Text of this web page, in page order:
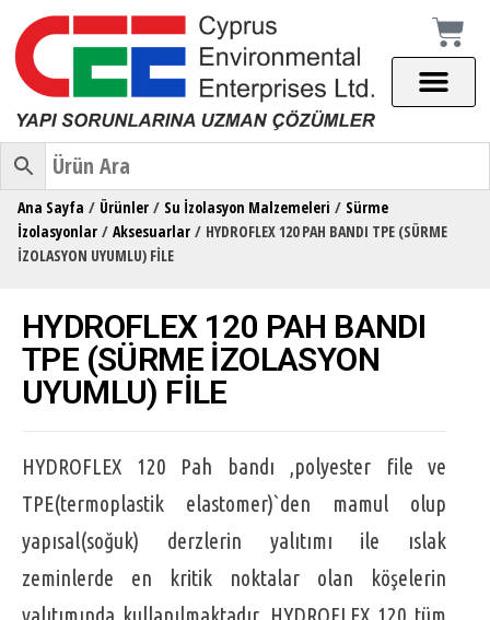
Ana Sayfa / Ürünler / Su İzolasyon Malzemeleri / Sürme
İzolasyonlar / Aksesuarlar / HYDROFLEX 120 PAH BANDI TPE (SÜRME
İZOLASYON UYUMLU) FİLE
HYDROFLEX 120 PAH BANDI
TPE (SÜRME İZOLASYON
UYUMLU) FİLE
HYDROFLEX 120 Pah bandı ,polyester file ve
TPE(termoplastik elastomer)`den mamul olup
yapısal(soğuk) derzlerin yalıtımı ile ıslak
zeminlerde en kritik noktalar olan köşelerin
yalıtımında kullanılmaktadır. HYDROFLEX 120 tüm